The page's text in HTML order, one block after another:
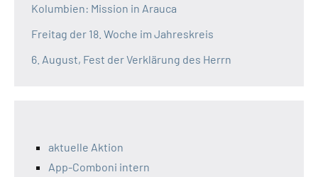
Kolumbien: Mission in Arauca
Freitag der 18. Woche im Jahreskreis
6. August, Fest der Verklärung des Herrn
aktuelle Aktion
App-Comboni intern